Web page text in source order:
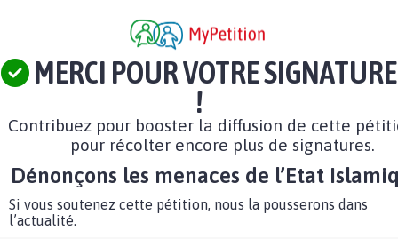
MERCI POUR VOTRE SIGNATURE
!
Contribuez pour booster la diffusion de cette
pour récolter encore plus de signatures.
Dénonçons les menaces de l’Etat
Si vous soutenez cette pétition, nous la pousserons dans
l’actualité.